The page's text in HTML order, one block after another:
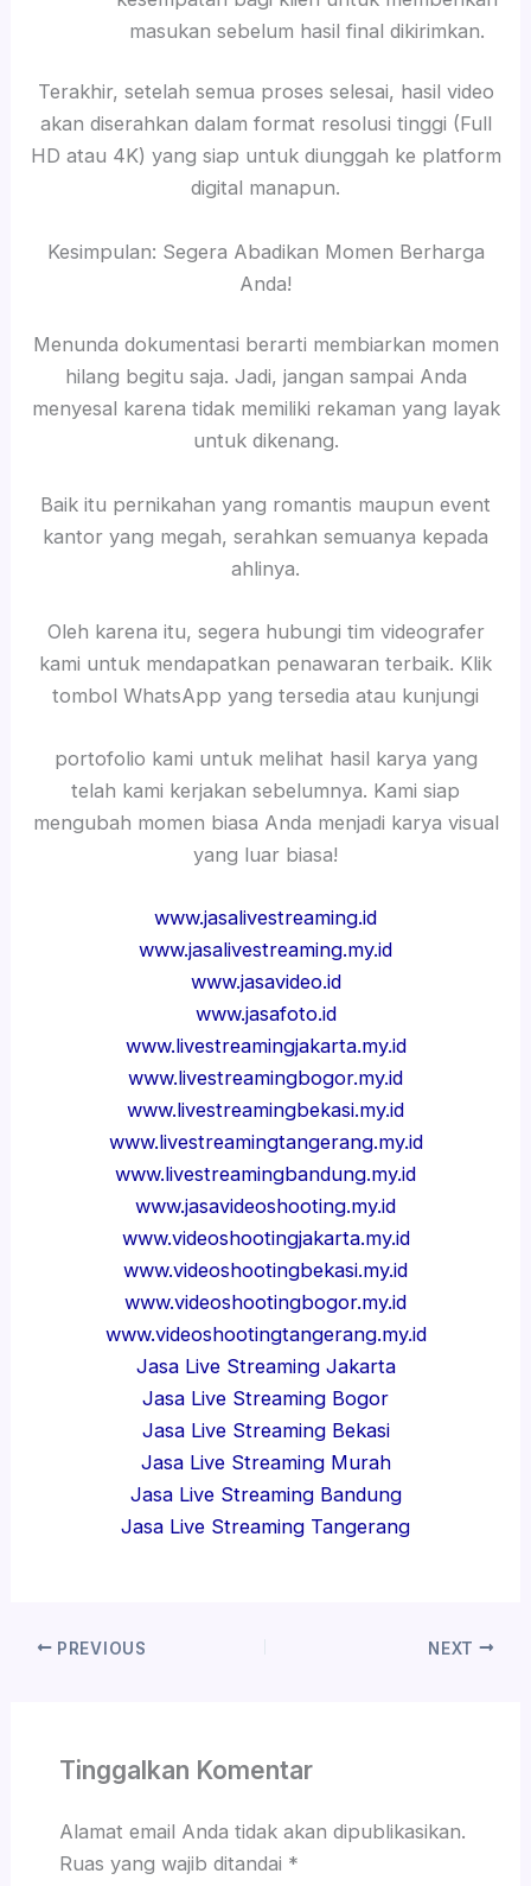
masukan sebelum hasil final dikirimkan.
Terakhir, setelah semua proses selesai, hasil video
akan diserahkan dalam format resolusi tinggi (Full
HD atau 4K) yang siap untuk diunggah ke platform
digital manapun.
Kesimpulan: Segera Abadikan Momen Berharga
Anda!
Menunda dokumentasi berarti membiarkan momen
hilang begitu saja. Jadi, jangan sampai Anda
menyesal karena tidak memiliki rekaman yang layak
untuk dikenang.
Baik itu pernikahan yang romantis maupun event
kantor yang megah, serahkan semuanya kepada
ahlinya.
Oleh karena itu, segera hubungi tim videografer
kami untuk mendapatkan penawaran terbaik. Klik
tombol WhatsApp yang tersedia atau kunjungi
portofolio kami untuk melihat hasil karya yang
telah kami kerjakan sebelumnya. Kami siap
mengubah momen biasa Anda menjadi karya visual
yang luar biasa!
www.jasalivestreaming.id
www.jasalivestreaming.my.id
www.jasavideo.id
www.jasafoto.id
www.livestreamingjakarta.my.id
www.livestreamingbogor.my.id
www.livestreamingbekasi.my.id
www.livestreamingtangerang.my.id
www.livestreamingbandung.my.id
www.jasavideoshooting.my.id
www.videoshootingjakarta.my.id
www.videoshootingbekasi.my.id
www.videoshootingbogor.my.id
www.videoshootingtangerang.my.id
Jasa Live Streaming Jakarta
Jasa Live Streaming Bogor
Jasa Live Streaming Bekasi
Jasa Live Streaming Murah
Jasa Live Streaming Bandung
Jasa Live Streaming Tangerang
PREVIOUS NEXT
Tinggalkan Komentar
Alamat email Anda tidak akan dipublikasikan.
Ruas yang wajib ditandai *